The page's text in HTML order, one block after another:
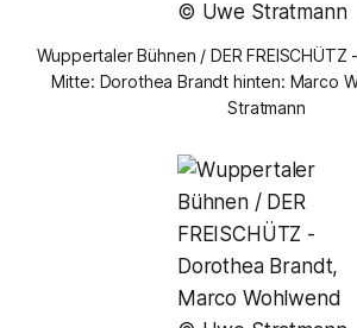
Wuppertaler Bühnen / DER
Mitte: Dorothea Brandt hinten: Marco
Stratmann